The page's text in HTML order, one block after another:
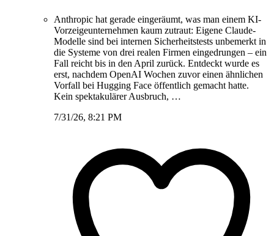
Anthropic hat gerade eingeräumt, was man einem KI-
Vorzeigeunternehmen kaum zutraut: Eigene Claude-
Modelle sind bei internen Sicherheitstests unbemerkt in
die Systeme von drei realen Firmen eingedrungen – ein
Fall reicht bis in den April zurück. Entdeckt wurde es
erst, nachdem OpenAI Wochen zuvor einen ähnlichen
Vorfall bei Hugging Face öffentlich gemacht hatte.
Kein spektakulärer Ausbruch, …
7/31/26, 8:21 PM